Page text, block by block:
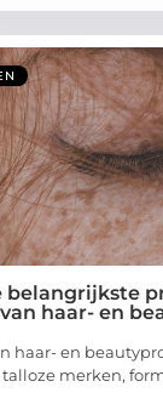
belangrijkste
haar- en
haar- en
talloze merken,